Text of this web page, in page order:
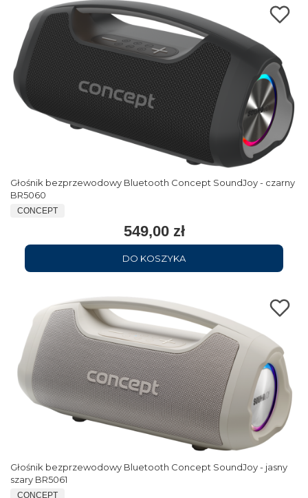
Głośnik bezprzewodowy Bluetooth Concept SoundJoy - czarny
BR5060
CONCEPT
549,00 zł
DO KOSZYKA
Głośnik bezprzewodowy Bluetooth Concept SoundJoy - jasny
szary BR5061
CONCEPT